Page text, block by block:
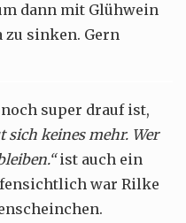
dann mit Glühwein
zu sinken. Gern
super drauf ist,
sich keines mehr. Wer
ist auch ein
war Rilke